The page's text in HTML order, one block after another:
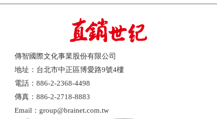
傳智國際文化事業股份有限公司
地址：台北市中正區博愛路9號4樓
電話：886-2-2368-4498
傳真：886-2-2718-8883
Email：group@brainet.com.tw